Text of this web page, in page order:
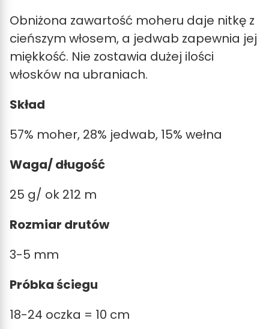
Obniżona zawartość moheru daje nitkę z
cieńszym włosem, a jedwab zapewnia jej
miękkość. Nie zostawia dużej ilości
włosków na ubraniach.
Skład
57% moher, 28% jedwab, 15% wełna
Waga/ długość
25 g/ ok 212 m
Rozmiar drutów
3-5 mm
Próbka ściegu
18-24 oczka = 10 cm